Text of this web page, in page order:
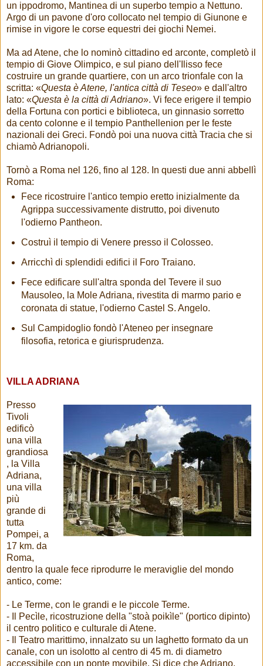
un ippodromo, Mantinea di un superbo tempio a Nettuno.
Argo di un pavone d'oro collocato nel tempio di Giunone e
rimise in vigore le corse equestri dei giochi Nemei.
Ma ad Atene, che lo nominò cittadino ed arconte, completò il
tempio di Giove Olimpico, e sul piano dell'Ilisso fece
costruire un grande quartiere, con un arco trionfale con la
scritta: «Questa è Atene, l'antica città di Teseo» e dall'altro
lato: «Questa è la città di Adriano». Vi fece erigere il tempio
della Fortuna con portici e biblioteca, un ginnasio sorretto
da cento colonne e il tempio Panthellenion per le feste
nazionali dei Greci. Fondò poi una nuova città Tracia che si
chiamò Adrianopoli.
Tornò a Roma nel 126, fino al 128. In questi due anni abbellì
Roma:
Fece ricostruire l'antico tempio eretto inizialmente da
Agrippa successivamente distrutto, poi divenuto
l'odierno Pantheon.
Costruì il tempio di Venere presso il Colosseo.
Arricchì di splendidi edifici il Foro Traiano.
Fece edificare sull'altra sponda del Tevere il suo
Mausoleo, la Mole Adriana, rivestita di marmo pario e
coronata di statue, l'odierno Castel S. Angelo.
Sul Campidoglio fondò l'Ateneo per insegnare
filosofia, retorica e giurisprudenza.
VILLA ADRIANA
Presso
Tivoli
edificò
una villa
grandiosa
, la Villa
Adriana,
una villa
più
grande di
tutta
Pompei, a
17 km. da
Roma,
dentro la quale fece riprodurre le meraviglie del mondo
antico, come:
- Le Terme, con le grandi e le piccole Terme.
- Il Pecìle, ricostruzione della "stoà poikìle" (portico dipinto)
il centro politico e culturale di Atene.
- Il Teatro marittimo, innalzato su un laghetto formato da un
canale, con un isolotto al centro di 45 m. di diametro
accessibile con un ponte movibile. Si dice che Adriano,